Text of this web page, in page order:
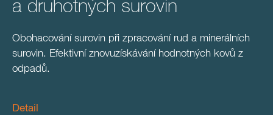
a druhotných surovin
Obohacování surovin při zpracování rud a minerálních
surovin. Efektivní znovuzískávání hodnotných kovů z
odpadů.
Detail